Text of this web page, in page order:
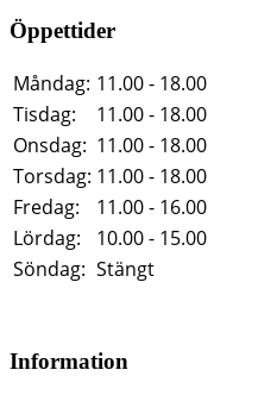
Öppettider
Måndag: 11.00 - 18.00
Tisdag:
11.00 - 18.00
Onsdag: 11.00 - 18.00
Torsdag: 11.00 - 18.00
Fredag:
11.00 - 16.00
Lördag:
10.00 - 15.00
Söndag: Stängt
Information